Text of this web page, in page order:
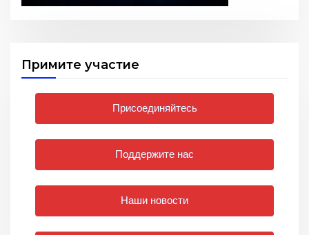
Примите участие
Присоединяйтесь
Поддержите нас
Наши новости